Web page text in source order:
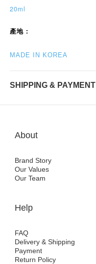
20ml
產地 :
MADE IN KOREA
SHIPPING & PAYMENT
About
Brand Story
Our Values
Our Team
Help
FAQ
Delivery & Shipping
Payment
Return Policy